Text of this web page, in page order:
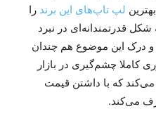
لپ تاپ‌های این برند را
قدرتمندانه‌ای در نبرد
و درک این موضوع هم چندان
کاملا چشم‌گیری در بازار
می‌کند که با داشتن قیمت
می‌کند.